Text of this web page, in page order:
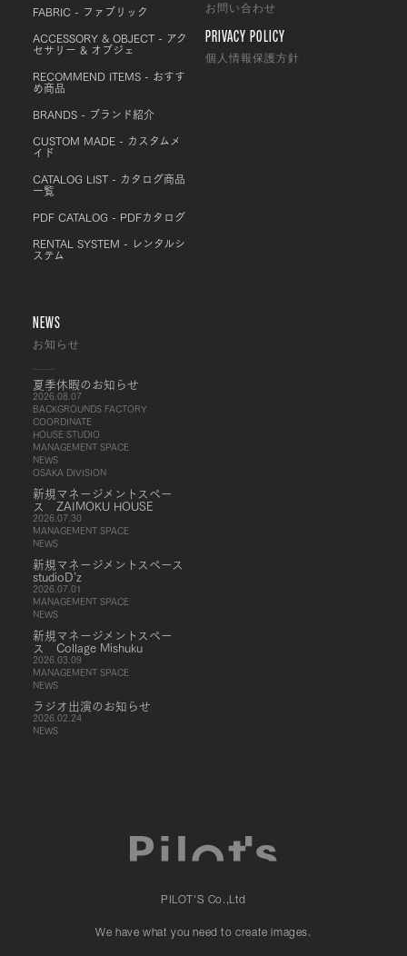
FABRIC - ファブリック
ACCESSORY & OBJECT - アク
セサリー & オブジェ
RECOMMEND ITEMS - おすす
め商品
BRANDS - ブランド紹介
CUSTOM MADE - カスタムメ
イド
CATALOG LIST - カタログ商品
一覧
PDF CATALOG - PDFカタログ
RENTAL SYSTEM - レンタルシ
ステム
お問い合わせ
PRIVACY POLICY
個人情報保護方針
NEWS
お知らせ
夏季休暇のお知らせ
2026.08.07
BACKGROUNDS FACTORY
COORDINATE
HOUSE STUDIO
MANAGEMENT SPACE
NEWS
OSAKA DIVISION
新規マネージメントスペー
ス ZAIMOKU HOUSE
2026.07.30
MANAGEMENT SPACE
NEWS
新規マネージメントスペース
studioD’z
2026.07.01
MANAGEMENT SPACE
NEWS
新規マネージメントスペー
ス Collage Mishuku
2026.03.09
MANAGEMENT SPACE
NEWS
ラジオ出演のお知らせ
2026.02.24
NEWS
PILOT'S Co.,Ltd
We have what you need to create images.